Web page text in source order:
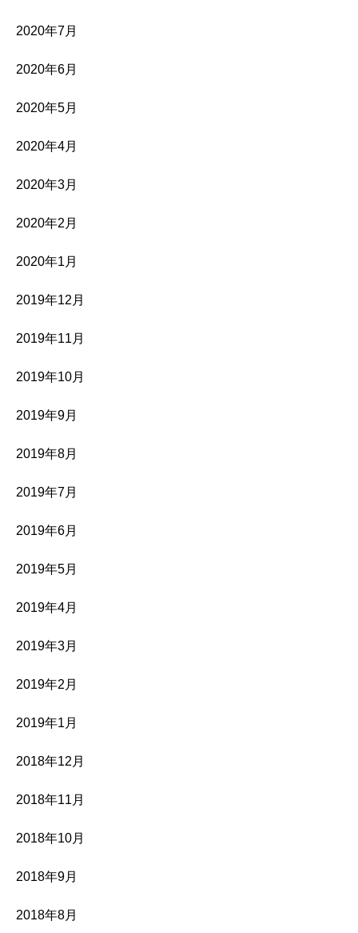
2020年7月
2020年6月
2020年5月
2020年4月
2020年3月
2020年2月
2020年1月
2019年12月
2019年11月
2019年10月
2019年9月
2019年8月
2019年7月
2019年6月
2019年5月
2019年4月
2019年3月
2019年2月
2019年1月
2018年12月
2018年11月
2018年10月
2018年9月
2018年8月